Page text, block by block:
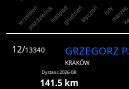
12/13340 GRZEGORZ P.
KRAKÓW
Dystans 2026-08:
141.5 km